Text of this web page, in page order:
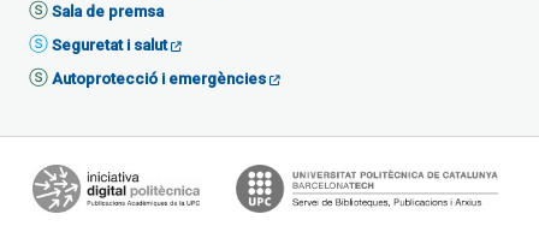
Sala de premsa
Seguretat i salut
Autoprotecció i emergències